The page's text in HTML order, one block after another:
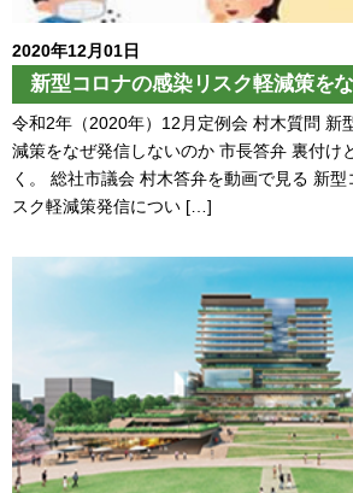
2020年12月01日
新型コロナの感染リスク軽減策を
令和2年（2020年）12月定例会 村木質問 新
減策をなぜ発信しないのか 市長答弁 裏付け
く。 総社市議会 村木答弁を動画で見る 新
スク軽減策発信につい […]